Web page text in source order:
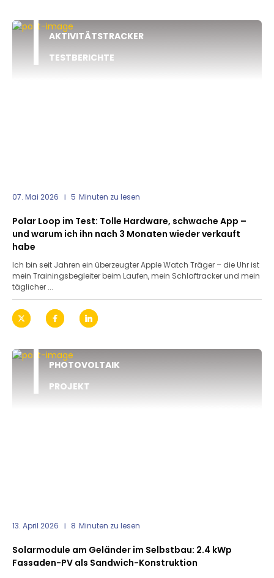
AKTIVITÄTSTRACKER
TESTBERICHTE
07. Mai 2026 5 Minuten zu lesen
Polar Loop im Test: Tolle Hardware, schwache App –
und warum ich ihn nach 3 Monaten wieder verkauft
habe
Ich bin seit Jahren ein überzeugter Apple Watch Träger – die Uhr ist
mein Trainingsbegleiter beim Laufen, mein Schlaftracker und mein
täglicher ...
PHOTOVOLTAIK
PROJEKT
13. April 2026 8 Minuten zu lesen
Solarmodule am Geländer im Selbstbau: 2.4 kWp
Fassaden-PV als Sandwich-Konstruktion